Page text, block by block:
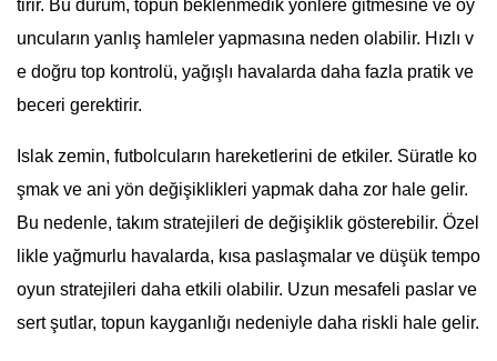
tirir. Bu durum, topun beklenmedik yönlere gitmesine ve oy
uncuların yanlış hamleler yapmasına neden olabilir. Hızlı v
e doğru top kontrolü, yağışlı havalarda daha fazla pratik ve
beceri gerektirir.
Islak zemin, futbolcuların hareketlerini de etkiler. Süratle ko
şmak ve ani yön değişiklikleri yapmak daha zor hale gelir.
Bu nedenle, takım stratejileri de değişiklik gösterebilir. Özel
likle yağmurlu havalarda, kısa paslaşmalar ve düşük tempo
oyun stratejileri daha etkili olabilir. Uzun mesafeli paslar ve
sert şutlar, topun kayganlığı nedeniyle daha riskli hale gelir.